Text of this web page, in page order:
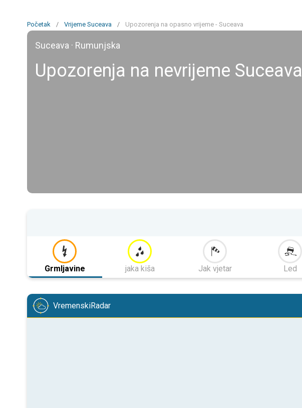
Početak / Vrijeme Suceava / Upozorenja na opasno vrijeme - Suceava
Suceava · Rumunjska
Upozorenja na nevrijeme Suceava
Grmljavine jaka kiša Jak vjetar Led
VremenskiRadar